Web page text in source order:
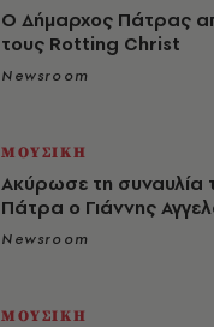
Ο Δήμαρχος Πάτρας
τους Rotting Christ
Newsroom
ΜΟΥΣΙΚΗ
Ακύρωσε τη συναυλία
Πάτρα ο Γιάννης
Newsroom
ΜΟΥΣΙΚΗ